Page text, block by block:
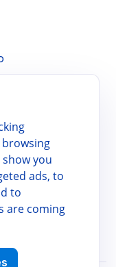
you
ads, to
to
are coming